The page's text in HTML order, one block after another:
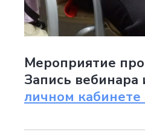
Мероприятие
Запись вебинара
личном кабинете